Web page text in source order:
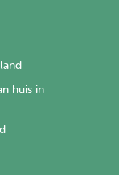
huis in